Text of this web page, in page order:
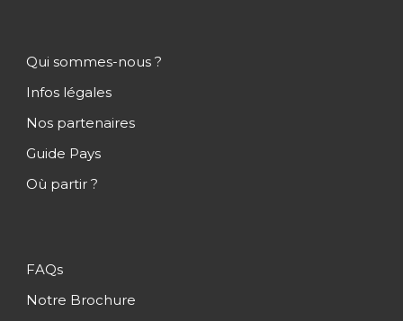
Qui sommes-nous ?
Infos légales
Nos partenaires
Guide Pays
Où partir ?
FAQs
Notre Brochure